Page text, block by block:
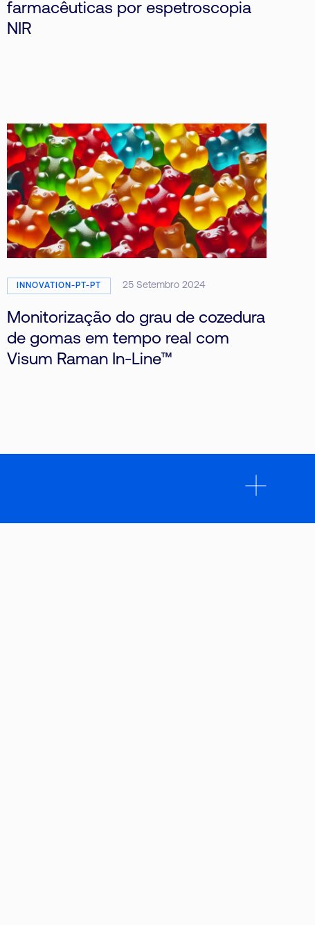
farmacêuticas por espetroscopia
NIR
INNOVATION-PT-PT 25 Setembro 2024
Monitorização do grau de cozedura
de gomas em tempo real com
Visum Raman In-Line™